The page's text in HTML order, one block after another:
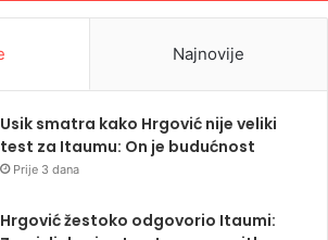
Najnovije
Usik smatra kako Hrgović nije veliki
test za Itaumu: On je budućnost
Prije 3 dana
Hrgović žestoko odgovorio Itaumi: